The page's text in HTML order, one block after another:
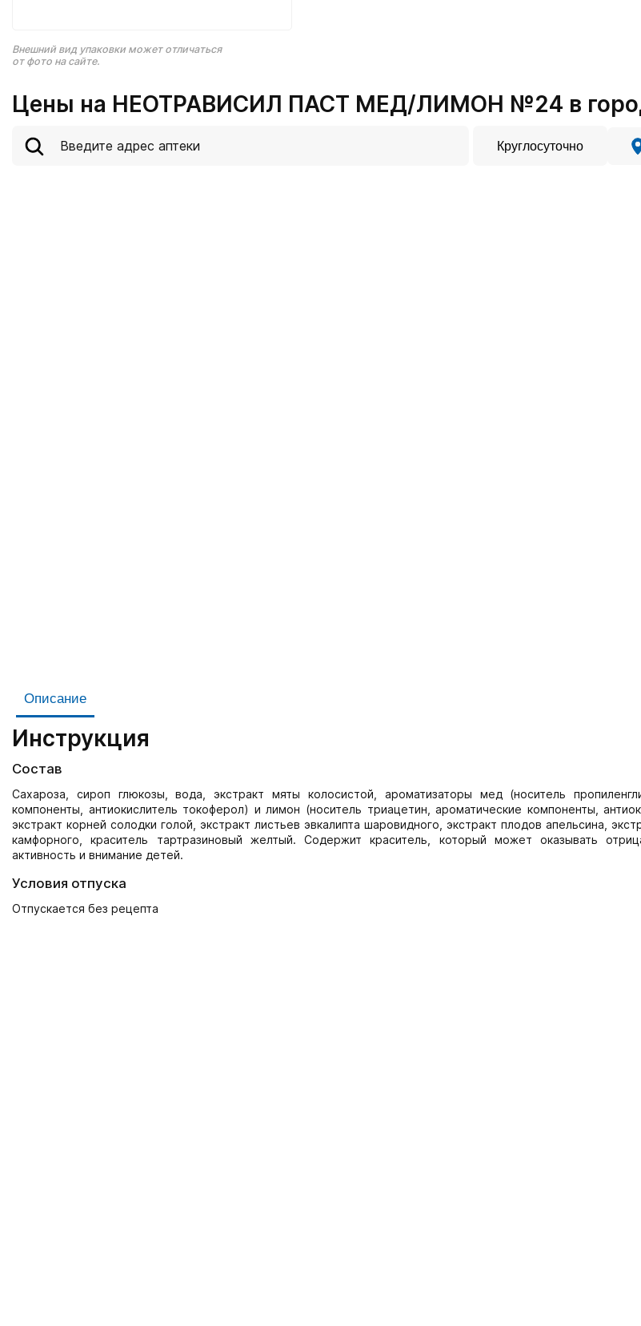
Внешний вид упаковки может отличаться
от фото на сайте.
Цены на НЕОТРАВИСИЛ ПАСТ МЕД/ЛИМОН №24 в
Круглосуточно
Описание
Инструкция
Состав
Сахароза, сироп глюкозы, вода, экстракт мяты колосистой, ароматизаторы мед (носитель
компоненты, антиокислитель токоферол) и лимон (носитель триацетин, ароматические компоненты,
экстракт корней солодки голой, экстракт листьев эвкалипта шаровидного, экстракт плодов апельсина,
камфорного, краситель тартразиновый желтый. Содержит краситель, который может оказывать
активность и внимание детей.
Условия отпуска
Отпускается без рецепта